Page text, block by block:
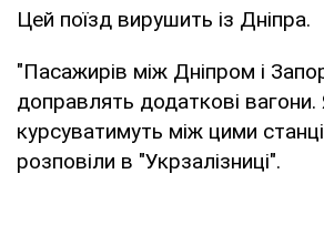
Цей поїзд вирушить із Дніпра.
"Пасажирів між Дніпром і
доправлять додаткові вагони.
курсуватимуть між цими
розповіли в "Укрзалізниці".